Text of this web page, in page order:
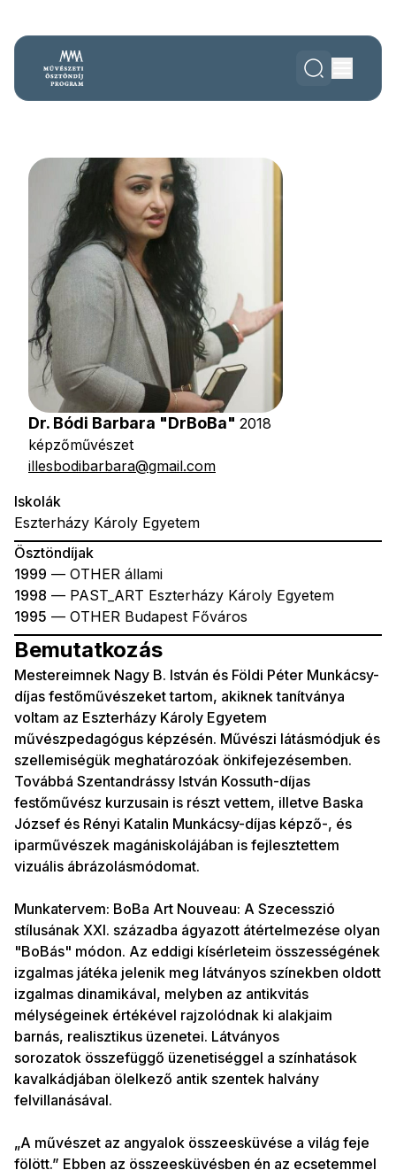
Dr. Bódi Barbara "DrBoBa" 2018
képzőművészet
illesbodibarbara@gmail.com
Bemutatkozás
Mestereimnek Nagy B. István és Földi Péter Munkácsy-
díjas festőművészeket tartom, akiknek tanítványa
voltam az Eszterházy Károly Egyetem
művészpedagógus képzésén. Művészi látásmódjuk és
szellemiségük meghatározóak önkifejezésemben.
Továbbá Szentandrássy István Kossuth-díjas
festőművész kurzusain is részt vettem, illetve Baska
József és Rényi Katalin Munkácsy-díjas képző-, és
iparművészek magániskolájában is fejlesztettem
vizuális ábrázolásmódomat.
Munkatervem: BoBa Art Nouveau: A Szecesszió
stílusának XXI. századba ágyazott átértelmezése olyan
"BoBás" módon. Az eddigi kísérleteim összességének
izgalmas játéka jelenik meg látványos színekben oldott
izgalmas dinamikával, melyben az antikvitás
mélységeinek értékével rajzolódnak ki alakjaim
barnás, realisztikus üzenetei. Látványos
sorozatok összefüggő üzenetiséggel a színhatások
kavalkádjában ölelkező antik szentek halvány
felvillanásával.
„A művészet az angyalok összeesküvése a világ feje
fölött.” Ebben az összeesküvésben én az ecsetemmel
Iskolák
Eszterházy Károly Egyetem
Ösztöndíjak
1999 — OTHER állami
1998 — PAST_ART Eszterházy Károly Egyetem
1995 — OTHER Budapest Főváros